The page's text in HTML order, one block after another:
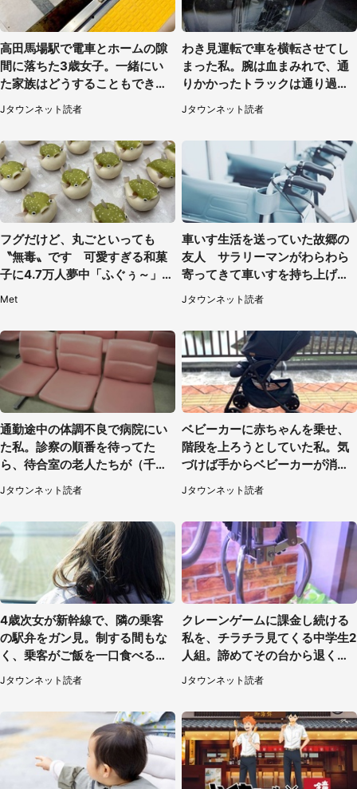
高田馬場駅で電車とホームの隙
間に落ちた3歳女子。一緒にい
た家族はどうすることもできな
くて...（埼玉県・50代女性）
Jタウンネット読者
わき見運転で車を横転させてし
まった私。腕は血まみれで、通
りかかったトラックは通り過ぎ
ていき...（福岡県・30代女性）
Jタウンネット読者
フグだけど、丸ごといっても
〝無毒〟です 可愛すぎる和菓
子に4.7万人夢中「ふぐぅ～」
Met
車いす生活を送っていた故郷の
友人 サラリーマンがわらわら
寄ってきて車いすを持ち上げ連
れて行った（福岡県・60代女
性）
Jタウンネット読者
通勤途中の体調不良で病院にい
た私。診察の順番を待ってた
ら、待合室の老人たちが（千葉
県・50代男性）
Jタウンネット読者
ベビーカーに赤ちゃんを乗せ、
階段を上ろうとしていた私。気
づけば手からベビーカーが消え
ていて（神奈川県・60代女性）
Jタウンネット読者
4歳次女が新幹線で、隣の乗客
の駅弁をガン見。制する間もな
く、乗客がご飯を一口食べると
（茨城県・50代女性）
Jタウンネット読者
クレーンゲームに課金し続ける
私を、チラチラ見てくる中学生2
人組。諦めてその台から退く
と、後ろから声が（東京都・40
代女性）
Jタウンネット読者